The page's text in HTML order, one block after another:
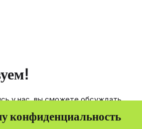
у нас, вы сможете обсуждать,
конфиденциальность